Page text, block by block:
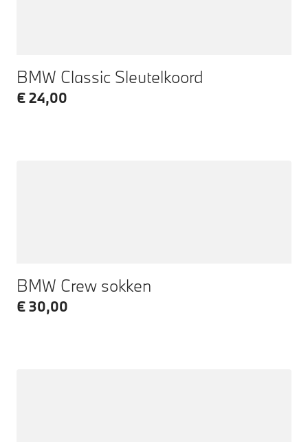
BMW Classic Sleutelkoord
€ 24,00
BMW Crew sokken
€ 30,00